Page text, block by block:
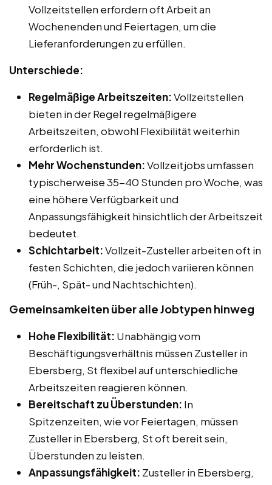
Vollzeitstellen erfordern oft Arbeit an
Wochenenden und Feiertagen, um die
Lieferanforderungen zu erfüllen.
Unterschiede:
Regelmäßige Arbeitszeiten:Vollzeitstellen
bieten in der Regel regelmäßigere
Arbeitszeiten, obwohl Flexibilität weiterhin
erforderlich ist.
Mehr Wochenstunden:Vollzeitjobs umfassen
typischerweise 35-40 Stunden pro Woche, was
eine höhere Verfügbarkeit und
Anpassungsfähigkeit hinsichtlich der Arbeitszeit
bedeutet.
Schichtarbeit:Vollzeit-Zusteller arbeiten oft in
festen Schichten, die jedoch variieren können
(Früh-, Spät- und Nachtschichten).
Gemeinsamkeiten über alle Jobtypen hinweg
Hohe Flexibilität: Unabhängig vom
Beschäftigungsverhältnis müssen Zusteller in
Ebersberg, St flexibel auf unterschiedliche
Arbeitszeiten reagieren können.
Bereitschaft zu Überstunden: In
Spitzenzeiten, wie vor Feiertagen, müssen
Zusteller in Ebersberg, St oft bereit sein,
Überstunden zu leisten.
Anpassungsfähigkeit: Zusteller in Ebersberg,